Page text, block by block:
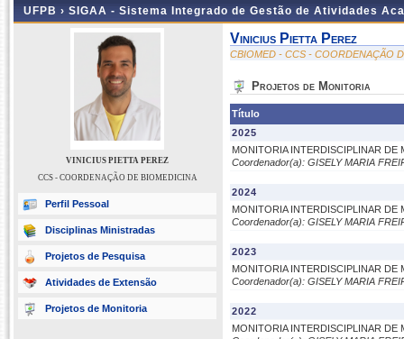
UFPB › SIGAA - Sistema Integrado de Gestão de Atividades
VINICIUS PIETTA PEREZ
CCS - COORDENAÇÃO DE BIOMEDICINA
Perfil Pessoal
Disciplinas Ministradas
Projetos de Pesquisa
Atividades de Extensão
Projetos de Monitoria
Vinicius Pietta Perez
CBIOMED - CCS - COORDENAÇÃO
Projetos de Monitoria
Título
2025
MONITORIA INTERDISCIPLINAR DE
Coordenador(a): GISELY MARIA
2024
MONITORIA INTERDISCIPLINAR DE
Coordenador(a): GISELY MARIA
2023
MONITORIA INTERDISCIPLINAR DE
Coordenador(a): GISELY MARIA
2022
MONITORIA INTERDISCIPLINAR DE